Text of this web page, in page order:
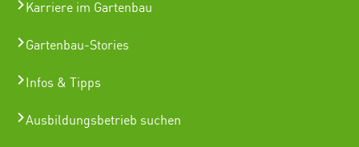
Karriere im Gartenbau
Gartenbau-Stories
Infos & Tipps
Ausbildungsbetrieb suchen